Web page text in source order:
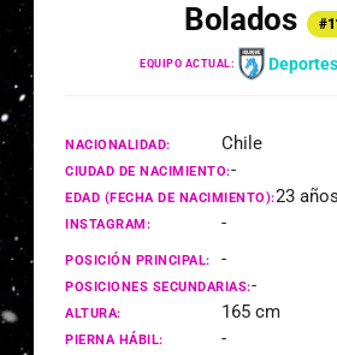
Bolados
EQUIPO ACTUAL:
NACIONALIDAD: Chile
CIUDAD DE NACIMIENTO:-
EDAD (FECHA DE NACIMIENTO):23
INSTAGRAM: -
POSICIÓN PRINCIPAL: -
POSICIONES SECUNDARIAS:-
ALTURA: 165 cm
PIERNA HÁBIL: -